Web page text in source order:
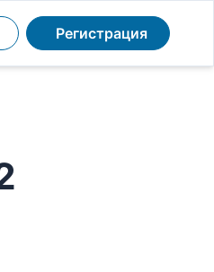
Регистрация